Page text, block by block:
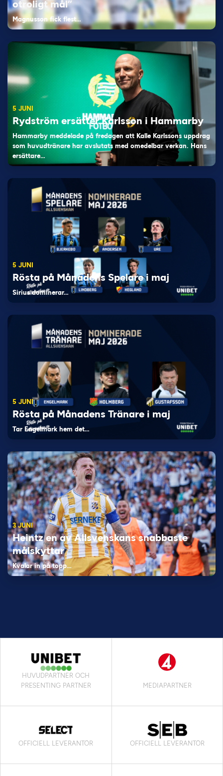
otroligt mål”
Magnusson fick flest…
5 JUNI
Rydström ersätter Karlsson i Hammarby
Hammarby meddelade på fredagen att Kalle Karlssons uppdrag
som huvudtränare har avslutats med omedelbar verkan. Hans
ersättare…
5 JUNI
Rösta på Månadens Spelare i maj
Sirius dominerar…
5 JUNI
Rösta på Månadens Tränare i maj
Tar Engelmark hem det…
3 JUNI
Heintz en av Allsvenskans snabbaste
målskyttar
Kvalar in på topp…
HUVUDPARTNER OCH
PRESENTING PARTNER
MEDIAPARTNER
OFFICIELL LEVERANTÖR OFFICIELL LEVERANTÖR